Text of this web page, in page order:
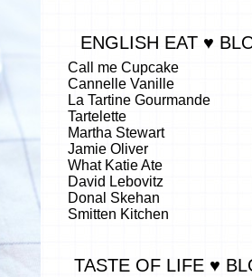
ENGLISH EAT ♥
Call me Cupcake
Cannelle Vanille
La Tartine Gourmande
Tartelette
Martha Stewart
Jamie Oliver
What Katie Ate
David Lebovitz
Donal Skehan
Smitten Kitchen
TASTE OF LIFE ♥